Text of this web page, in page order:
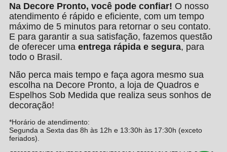
Na Decore Pronto, você pode confiar! O nosso
atendimento é rápido e eficiente, com um tempo
máximo de 5 minutos para retornar o seu contato.
E para garantir a sua satisfação, fazemos questão
de oferecer uma entrega rápida e segura, para
todo o Brasil.
Não perca mais tempo e faça agora mesmo sua
escolha na Decore Pronto, a loja de Quadros e
Espelhos Sob Medida que realiza seus sonhos de
decoração!
*Horário de atendimento:
Segunda a Sexta das 8h às 12h e 13:30h às 17:30h (exceto
feriados).